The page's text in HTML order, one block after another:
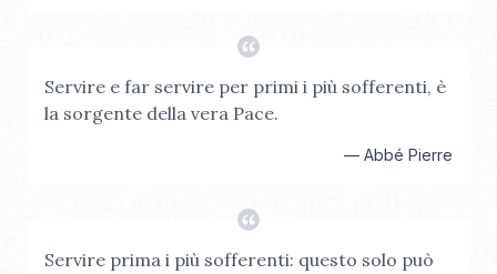
Servire e far servire per primi i più sofferenti, è
la sorgente della vera Pace.
— Abbé Pierre
Servire prima i più sofferenti: questo solo può